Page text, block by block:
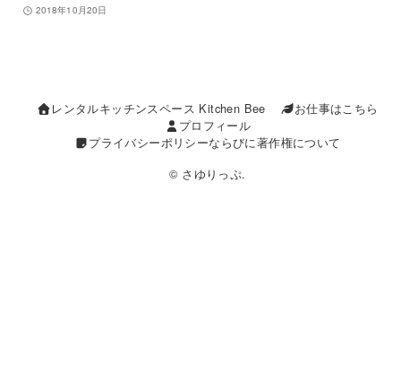
2018年10月20日
レンタルキッチンスペース Kitchen Bee
お仕事はこちら
プロフィール
プライバシーポリシーならびに著作権について
© さゆりっぷ.